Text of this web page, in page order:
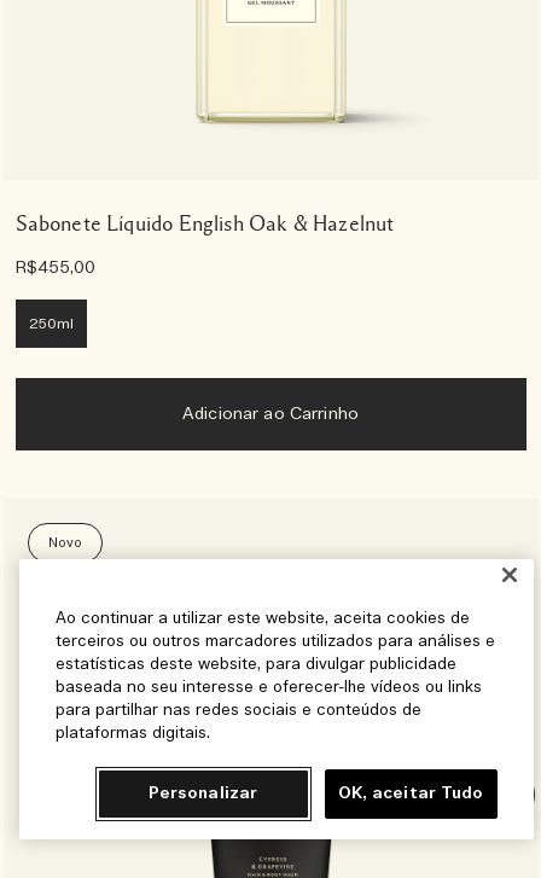
Sabonete Líquido English Oak & Hazelnut
R$455,00
250ml
Adicionar ao Carrinho
Novo
Chat
Ao continuar a utilizar este website, aceita cookies de
terceiros ou outros marcadores utilizados para análises e
estatísticas deste website, para divulgar publicidade
baseada no seu interesse e oferecer-lhe vídeos ou links
para partilhar nas redes sociais e conteúdos de
plataformas digitais.
Personalizar OK, aceitar Tudo